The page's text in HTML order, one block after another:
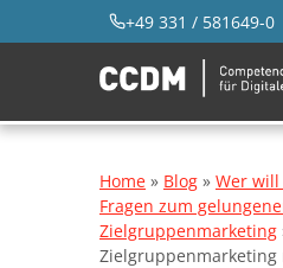
+49 331 / 581649-0
Home » Blog » Wer
Fragen zum
Zielgruppenmarketing
Zielgruppenmarketing